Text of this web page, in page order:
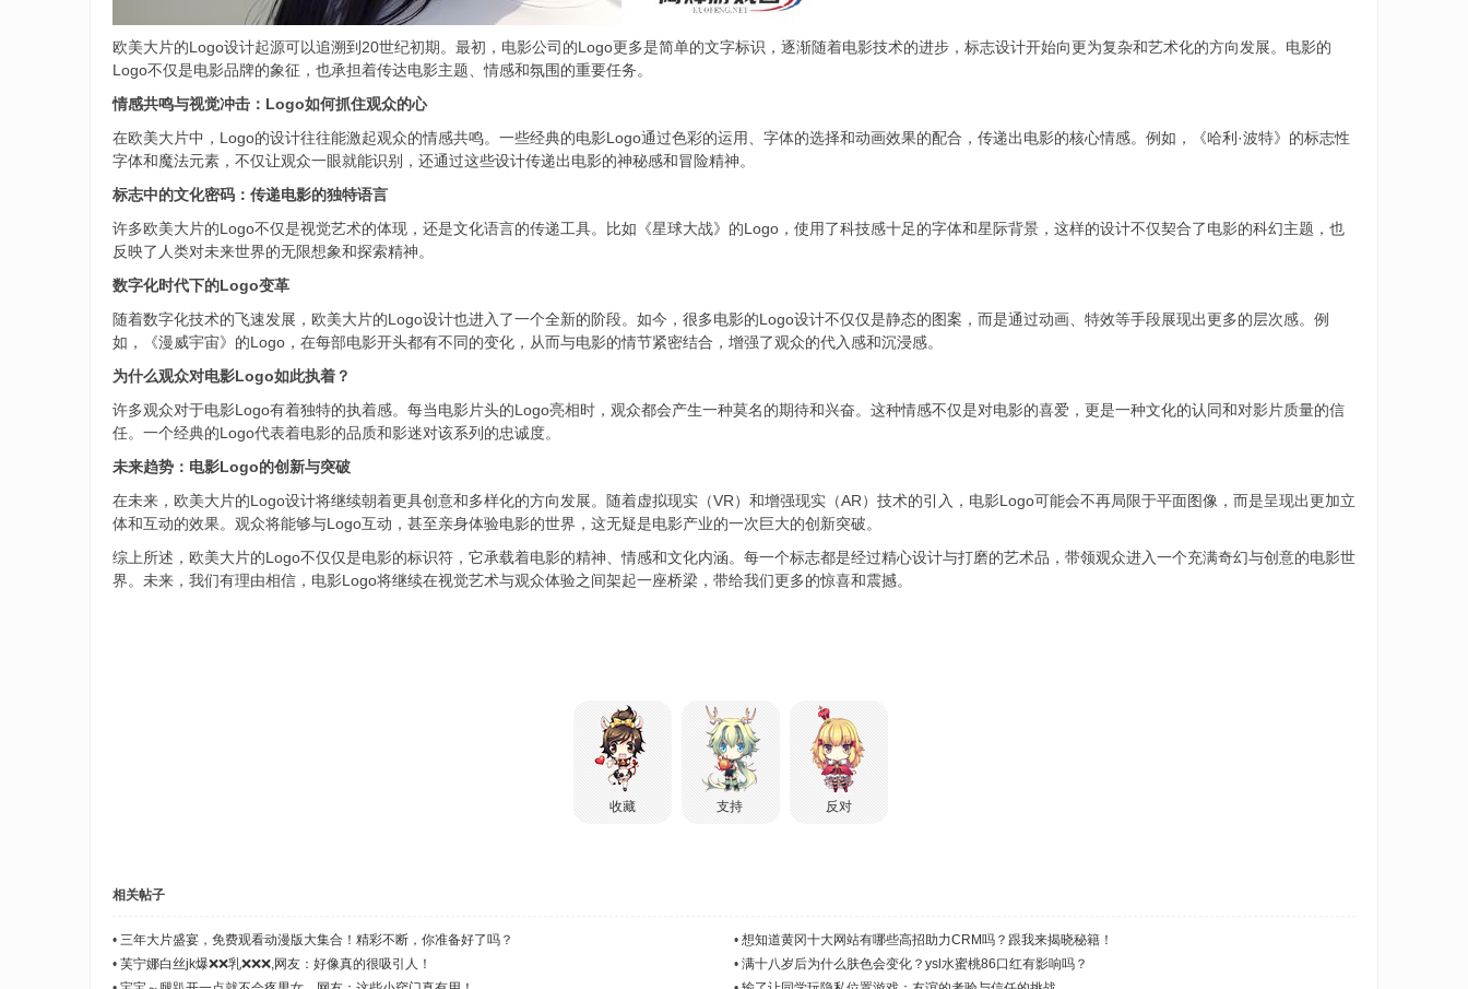
欧美大片的Logo设计起源可以追溯到20世纪初期。最初，电影公司的Logo更多是简单的文字标识，逐渐随着电影技术的进步，标志设计开始向更为复杂和艺术化的方向发展。电影的
Logo不仅是电影品牌的象征，也承担着传达电影主题、情感和氛围的重要任务。
情感共鸣与视觉冲击：Logo如何抓住观众的心
在欧美大片中，Logo的设计往往能激起观众的情感共鸣。一些经典的电影Logo通过色彩的运用、字体的选择和动画效果的配合，传递出电影的核心情感。例如，《哈利·波特》的标志性
字体和魔法元素，不仅让观众一眼就能识别，还通过这些设计传递出电影的神秘感和冒险精神。
标志中的文化密码：传递电影的独特语言
许多欧美大片的Logo不仅是视觉艺术的体现，还是文化语言的传递工具。比如《星球大战》的Logo，使用了科技感十足的字体和星际背景，这样的设计不仅契合了电影的科幻主题，也
反映了人类对未来世界的无限想象和探索精神。
数字化时代下的Logo变革
随着数字化技术的飞速发展，欧美大片的Logo设计也进入了一个全新的阶段。如今，很多电影的Logo设计不仅仅是静态的图案，而是通过动画、特效等手段展现出更多的层次感。例
如，《漫威宇宙》的Logo，在每部电影开头都有不同的变化，从而与电影的情节紧密结合，增强了观众的代入感和沉浸感。
为什么观众对电影Logo如此执着？
许多观众对于电影Logo有着独特的执着感。每当电影片头的Logo亮相时，观众都会产生一种莫名的期待和兴奋。这种情感不仅是对电影的喜爱，更是一种文化的认同和对影片质量的信
任。一个经典的Logo代表着电影的品质和影迷对该系列的忠诚度。
未来趋势：电影Logo的创新与突破
在未来，欧美大片的Logo设计将继续朝着更具创意和多样化的方向发展。随着虚拟现实（VR）和增强现实（AR）技术的引入，电影Logo可能会不再局限于平面图像，而是呈现出更加立
体和互动的效果。观众将能够与Logo互动，甚至亲身体验电影的世界，这无疑是电影产业的一次巨大的创新突破。
综上所述，欧美大片的Logo不仅仅是电影的标识符，它承载着电影的精神、情感和文化内涵。每一个标志都是经过精心设计与打磨的艺术品，带领观众进入一个充满奇幻与创意的电影世
界。未来，我们有理由相信，电影Logo将继续在视觉艺术与观众体验之间架起一座桥梁，带给我们更多的惊喜和震撼。
收藏 支持 反对
相关帖子
• 三年大片盛宴，免费观看动漫版大集合！精彩不断，你准备好了吗？ • 想知道黄冈十大网站有哪些高招助力CRM吗？跟我来揭晓秘籍！
• 芙宁娜白丝jk爆❌❌乳❌❌❌,网友：好像真的很吸引人！ • 满十八岁后为什么肤色会变化？ysl水蜜桃86口红有影响吗？